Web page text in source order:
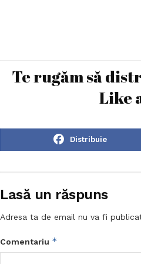
Te rugăm să
Like
Distribuie
Lasă un răspuns
Adresa ta de email nu va fi
Comentariu *